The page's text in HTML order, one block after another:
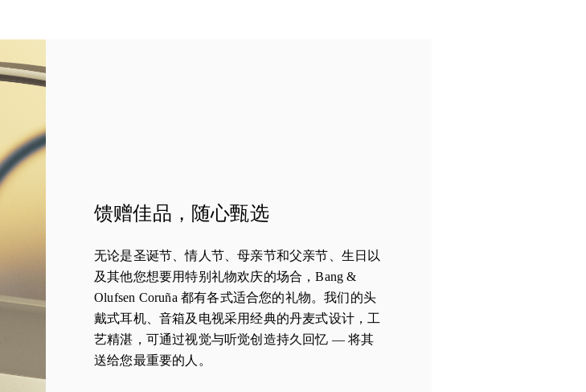
馈赠佳品，随心甄选
无论是圣诞节、情人节、母亲节和父亲节、生日以
及其他您想要用特别礼物欢庆的场合，Bang &
Olufsen Coruña 都有各式适合您的礼物。我们的头
戴式耳机、音箱及电视采用经典的丹麦式设计，工
艺精湛，可通过视觉与听觉创造持久回忆 — 将其
送给您最重要的人。